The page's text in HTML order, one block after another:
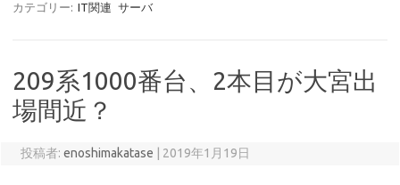
カテゴリー: IT関連 サーバ
209系1000番台、2本目が大宮出
場間近？
投稿者: enoshimakatase 2019年1月19日